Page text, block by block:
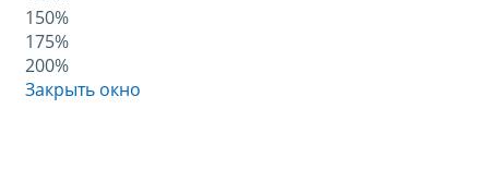
150%
175%
200%
Закрыть окно